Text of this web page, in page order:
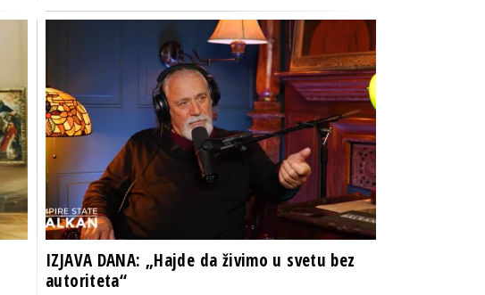
IZJAVA DANA: „Hajde da živimo u svetu bez
autoriteta“